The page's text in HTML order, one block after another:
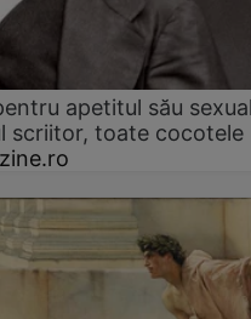
apetitul său
scriitor, toate cocotele